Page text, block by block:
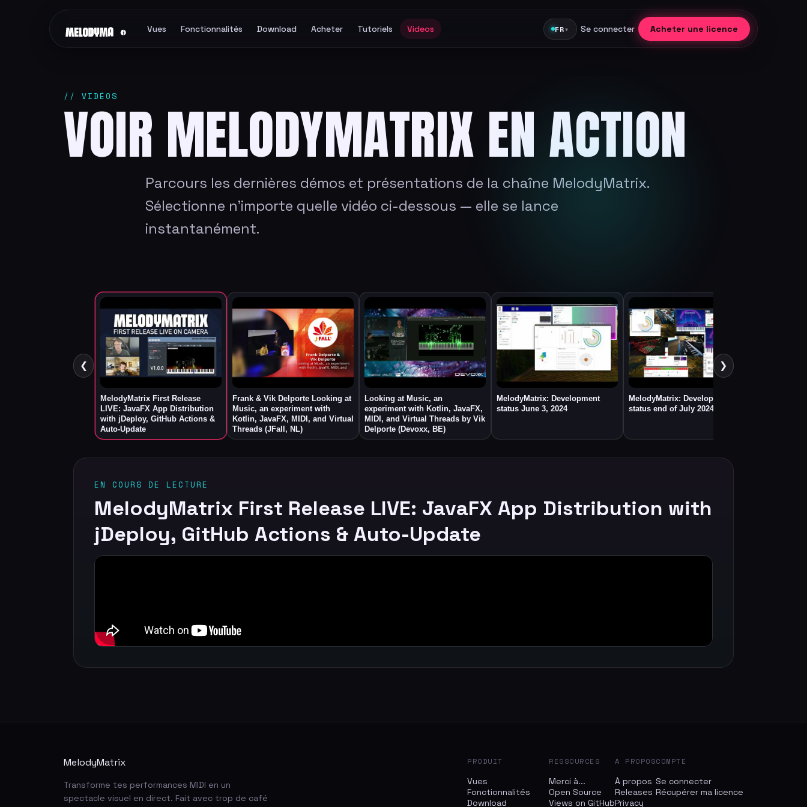
Vues Fonctionnalités Download Acheter Tutoriels Videos FR▾ Se connecter Acheter une licence
// VIDÉOS
VOIR MELODYMATRIX EN ACTION
Parcours les dernières démos et présentations de la chaîne MelodyMatrix.
Sélectionne n'importe quelle vidéo ci-dessous — elle se lance
instantanément.
❮
MelodyMatrix First Release
LIVE: JavaFX App Distribution
with jDeploy, GitHub Actions &
Auto-Update
Frank & Vik Delporte Looking at
Music, an experiment with
Kotlin, JavaFX, MIDI, and Virtual
Threads (JFall, NL)
Looking at Music, an
experiment with Kotlin, JavaFX,
MIDI, and Virtual Threads by Vik
Delporte (Devoxx, BE)
MelodyMatrix: Development
status June 3, 2024
MelodyMatrix: Development
status end of July 2024
❯
EN COURS DE LECTURE
MelodyMatrix First Release LIVE: JavaFX App Distribution with
jDeploy, GitHub Actions & Auto-Update
MelodyMatrix
Transforme tes performances MIDI en un
spectacle visuel en direct. Fait avec trop de café
PRODUIT
Vues
Fonctionnalités
Download
RESSOURCES
Merci à...
Open Source
Views on GitHub
À PROPOS
À propos
Releases
Privacy
COMPTE
Se connecter
Récupérer ma licence